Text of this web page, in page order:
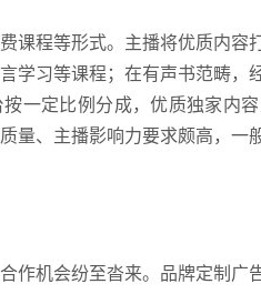
课程等形式。主播将优质内容
学习等课程；在有声书范畴，
一定比例分成，优质独家内
量、主播影响力要求颇高，一
作机会纷至沓来。品牌定制广